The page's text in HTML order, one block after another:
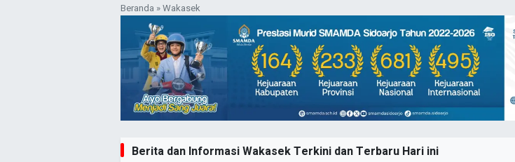
Beranda »Wakasek
Berita dan Informasi Wakasek Terkini dan Terbaru Hari ini